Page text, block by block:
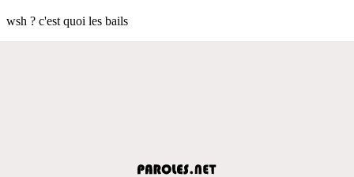
wsh ? c'est quoi les bails